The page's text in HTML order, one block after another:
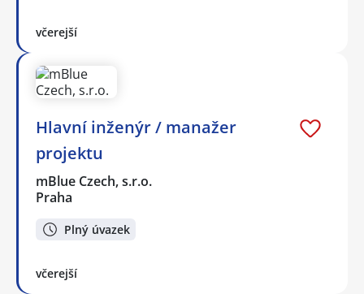
včerejší
Hlavní inženýr / manažer
projektu
mBlue Czech, s.r.o.
Praha
Plný úvazek
včerejší